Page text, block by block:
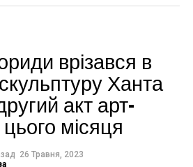
рисовал,
рисовал
своим новым хобби.
некуда
врізався в
Ханта
акт арт-
місяця
26 Травня, 2023